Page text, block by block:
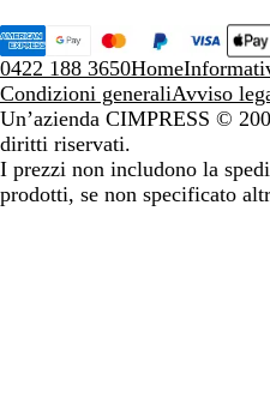
0422 188 3650Home
Condizioni generaliAvviso
Un’azienda CIMPRESS ©
diritti riservati.
I prezzi non includono la
prodotti, se non specificato